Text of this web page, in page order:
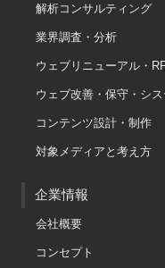
解析コンサルティング
業界調査・分析
ウェブリニューアル・
ウェブ改善・保守・シ
コンテンツ設計・制作
対象メディアと考え方
企業情報
会社概要
コンセプト